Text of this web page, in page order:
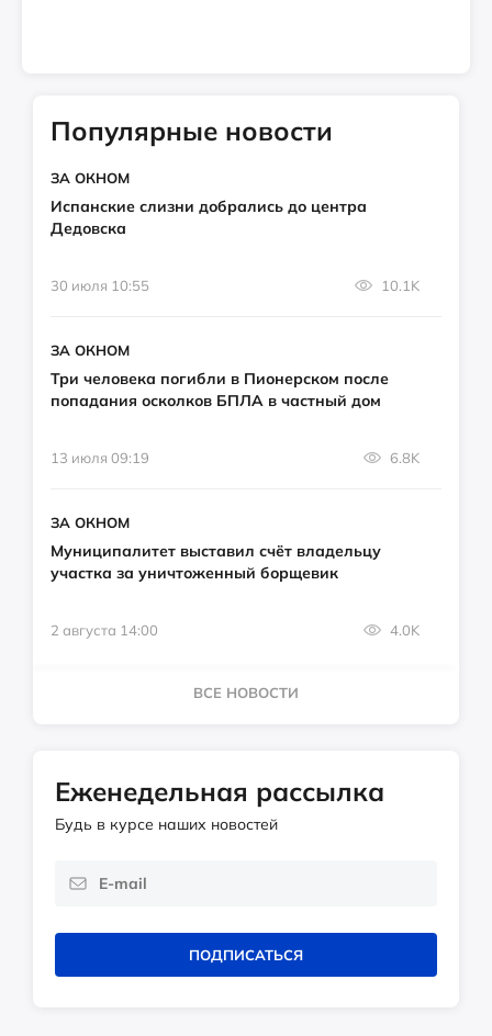
Популярные новости
ЗА ОКНОМ
Испанские слизни добрались до центра
Дедовска
30 июля 10:55 10.1K
ЗА ОКНОМ
Три человека погибли в Пионерском после
попадания осколков БПЛА в частный дом
13 июля 09:19 6.8K
ЗА ОКНОМ
Муниципалитет выставил счёт владельцу
участка за уничтоженный борщевик
2 августа 14:00 4.0K
ВСЕ НОВОСТИ
Еженедельная рассылка
Будь в курсе наших новостей
ПОДПИСАТЬСЯ